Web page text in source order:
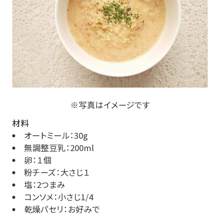
※写真はイメージです
材料
オートミール：30g
無調整豆乳：200ml
卵：１個
粉チーズ：大さじ１
塩：2つまみ
コンソメ：小さじ1/4
乾燥パセリ：お好みで